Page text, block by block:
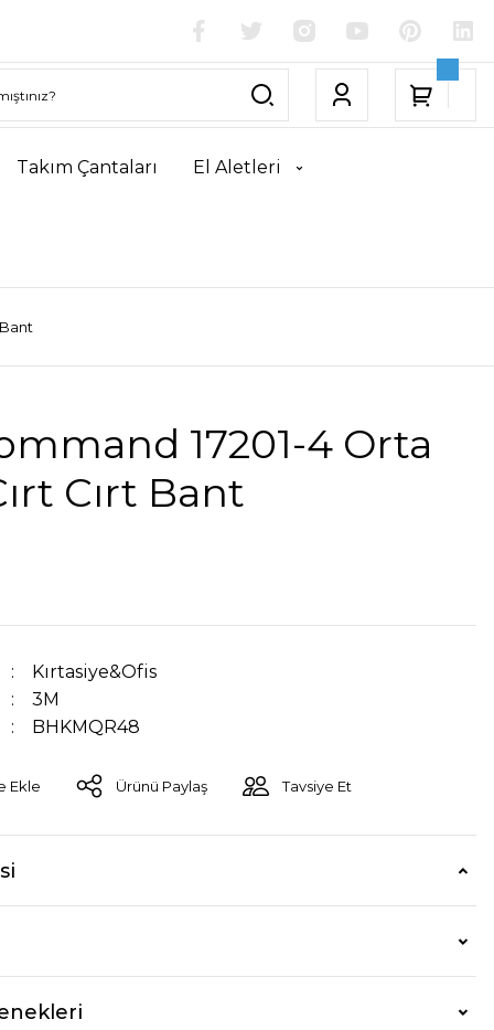
Takım Çantaları El Aletleri
17201-4 Orta
Cırt Bant
Kırtasiye&Ofis
3M
BHKMQR48
Ürünü Paylaş Tavsiye Et